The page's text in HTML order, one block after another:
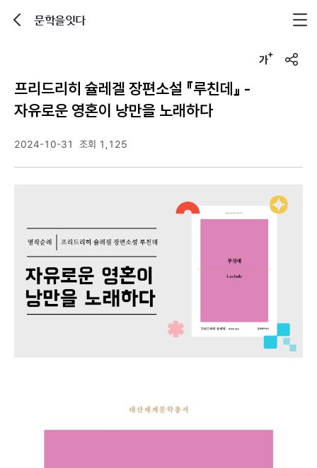
문학을잇다
u
프리드리히 슐레겔 장편소설 『루친데』 -
자유로운 영혼이 낭만을 노래하다
2024-10-31 조회 1,125